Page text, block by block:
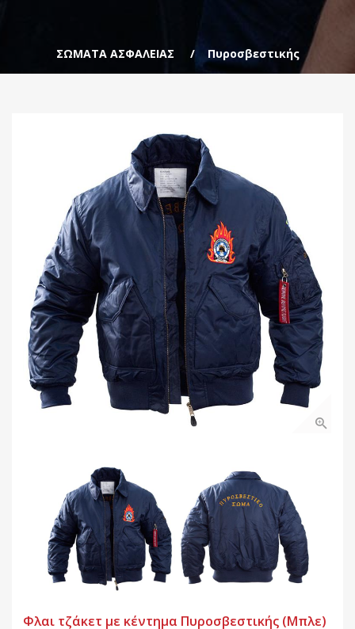
ΣΩΜΑΤΑ ΑΣΦΑΛΕΙΑΣ Πυροσβεστικής
Φλαι τζάκετ με κέντημα Πυροσβεστικής (Μπλε)